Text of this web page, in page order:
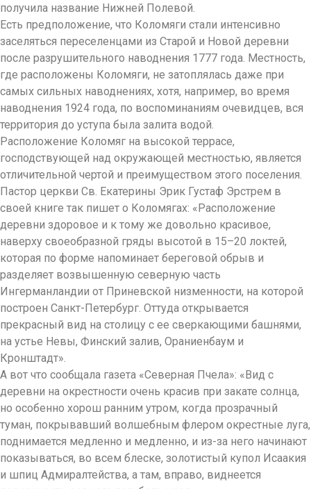
получила название Нижней Полевой.
Есть предположение, что Коломяги стали интенсивно
заселяться переселенцами из Старой и Новой деревни
после разрушительного наводнения 1777 года. Местность,
где расположены Коломяги, не затоплялась даже при
самых сильных наводнениях, хотя, например, во время
наводнения 1924 года, по воспоминаниям очевидцев, вся
территория до уступа была залита водой.
Расположение Коломяг на высокой террасе,
господствующей над окружающей местностью, является
отличительной чертой и преимуществом этого поселения.
Пастор церкви Св. Екатерины Эрик Густаф Эрстрем в
своей книге так пишет о Коломягах: «Расположение
деревни здоровое и к тому же довольно красивое,
наверху своеобразной гряды высотой в 15–20 локтей,
которая по форме напоминает береговой обрыв и
разделяет возвышенную северную часть
Ингерманландии от Приневской низменности, на которой
построен Санкт-Петербург. Оттуда открывается
прекрасный вид на столицу с ее сверкающими башнями,
на устье Невы, Финский залив, Ораниенбаум и
Кронштадт».
А вот что сообщала газета «Северная Пчела»: «Вид с
деревни на окрестности очень красив при закате солнца,
но особенно хорош ранним утром, когда прозрачный
туман, покрывавший волшебным флером окрестные луга,
поднимается медленно и медленно, и из-за него начинают
показываться, во всем блеске, золотистый купол Исаакия
и шпиц Адмиралтейства, а там, вправо, виднеется